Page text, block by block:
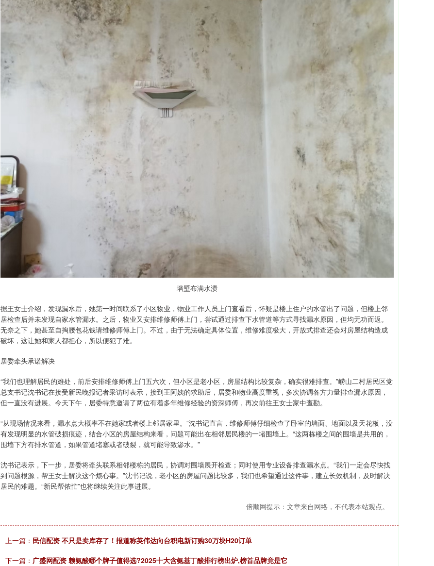
墙壁布满水渍
据王女士介绍，发现漏水后，她第一时间联系了小区物业，物业工作人员上门查看后，怀疑是楼上住户的水管出了问题，但楼上邻
居检查后并未发现自家水管漏水。之后，物业又安排维修师傅上门，尝试通过排查下水管道等方式寻找漏水原因，但均无功而返。
无奈之下，她甚至自掏腰包花钱请维修师傅上门。不过，由于无法确定具体位置，维修难度极大，开放式排查还会对房屋结构造成
破坏，这让她和家人都担心，所以便犯了难。
居委牵头承诺解决
“我们也理解居民的难处，前后安排维修师傅上门五六次，但小区是老小区，房屋结构比较复杂，确实很难排查。”崂山二村居民区党
总支书记沈书记在接受新民晚报记者采访时表示，接到王阿姨的求助后，居委和物业高度重视，多次协调各方力量排查漏水原因，
但一直没有进展。今天下午，居委特意邀请了两位有着多年维修经验的资深师傅，再次前往王女士家中查勘。
“从现场情况来看，漏水点大概率不在她家或者楼上邻居家里。”沈书记直言，维修师傅仔细检查了卧室的墙面、地面以及天花板，没
有发现明显的水管破损痕迹，结合小区的房屋结构来看，问题可能出在相邻居民楼的一堵围墙上。“这两栋楼之间的围墙是共用的，
围墙下方有排水管道，如果管道堵塞或者破裂，就可能导致渗水。”
沈书记表示，下一步，居委将牵头联系相邻楼栋的居民，协调对围墙展开检查；同时使用专业设备排查漏水点。“我们一定会尽快找
到问题根源，帮王女士解决这个烦心事。”沈书记说，老小区的房屋问题比较多，我们也希望通过这件事，建立长效机制，及时解决
居民的难题。“新民帮侬忙”也将继续关注此事进展。
倍顺网提示：文章来自网络，不代表本站观点。
上一篇： 民信配资 不只是卖库存了！报道称英伟达向台积电新订购30万块H20订单
下一篇： 广盛网配资 赖氨酸哪个牌子值得选?2025十大含氨基丁酸排行榜出炉,榜首品牌竟是它